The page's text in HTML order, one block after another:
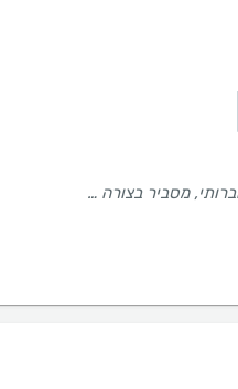
אבחנה חדה, מקצועי מאד, מאד חברותי, מסביר בצורה מצוינת ומשרה ביטחון